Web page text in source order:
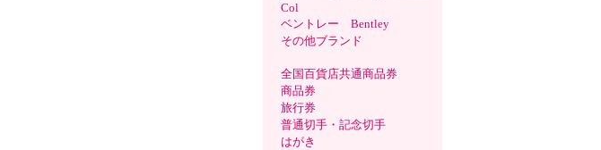
Col
ベントレー Bentley
その他ブランド
全国百貨店共通商品券
商品券
旅行券
普通切手・記念切手
はがき